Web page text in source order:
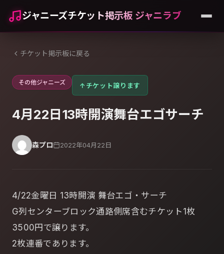
ジャニーズチケット掲示板 ジャニラブ
チケット掲示板に戻る
その他ジャニーズ ↑ チケット譲ります
4月22日13時開演舞台エゴサーチ
森プロ 2022年04月22日
4/22金曜日 13時開演 舞台エゴ・サーチ
G列センターブロック通路側席含むチケット1枚
3500円で譲ります。
2枚連番であります。